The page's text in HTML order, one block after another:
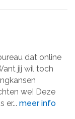
dat online
jij wil toch
we! Deze
er...meer info